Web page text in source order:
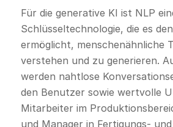
Für die generative KI ist NLP
Schlüsseltechnologie, die es
ermöglicht, menschenähnliche
verstehen und zu generieren.
werden nahtlose
den Benutzer sowie wertvolle
Mitarbeiter im
und Manager in Fertigungs- und